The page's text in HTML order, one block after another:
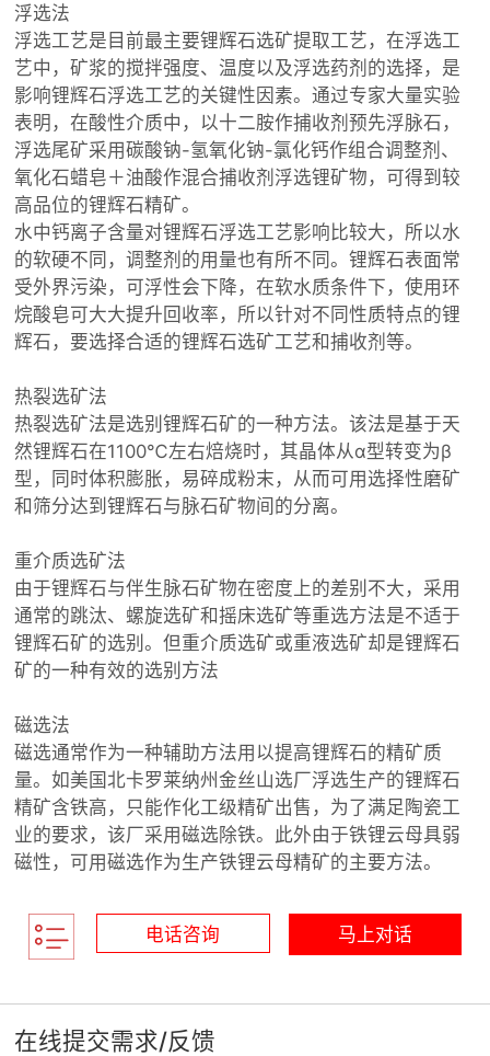
浮选法
浮选工艺是目前最主要锂辉石选矿提取工艺，在浮选工
艺中，矿浆的搅拌强度、温度以及浮选药剂的选择，是
影响锂辉石浮选工艺的关键性因素。通过专家大量实验
表明，在酸性介质中，以十二胺作捕收剂预先浮脉石，
浮选尾矿采用碳酸钠-氢氧化钠-氯化钙作组合调整剂、
氧化石蜡皂＋油酸作混合捕收剂浮选锂矿物，可得到较
高品位的锂辉石精矿。
水中钙离子含量对锂辉石浮选工艺影响比较大，所以水
的软硬不同，调整剂的用量也有所不同。锂辉石表面常
受外界污染，可浮性会下降，在软水质条件下，使用环
烷酸皂可大大提升回收率，所以针对不同性质特点的锂
辉石，要选择合适的锂辉石选矿工艺和捕收剂等。
热裂选矿法
热裂选矿法是选别锂辉石矿的一种方法。该法是基于天
然锂辉石在1100℃左右焙烧时，其晶体从α型转变为β
型，同时体积膨胀，易碎成粉末，从而可用选择性磨矿
和筛分达到锂辉石与脉石矿物间的分离。
重介质选矿法
由于锂辉石与伴生脉石矿物在密度上的差别不大，采用
通常的跳汰、螺旋选矿和摇床选矿等重选方法是不适于
锂辉石矿的选别。但重介质选矿或重液选矿却是锂辉石
矿的一种有效的选别方法
磁选法
磁选通常作为一种辅助方法用以提高锂辉石的精矿质
量。如美国北卡罗莱纳州金丝山选厂浮选生产的锂辉石
精矿含铁高，只能作化工级精矿出售，为了满足陶瓷工
业的要求，该厂采用磁选除铁。此外由于铁锂云母具弱
磁性，可用磁选作为生产铁锂云母精矿的主要方法。
电话咨询 马上对话
在线提交需求/反馈